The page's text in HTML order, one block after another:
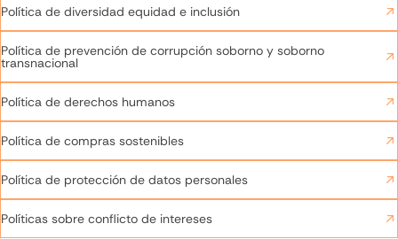
Política de diversidad equidad e inclusión
Política de prevención de corrupción soborno y soborno
transnacional
Política de derechos humanos
Política de compras sostenibles
Política de protección de datos personales
Políticas sobre conflicto de intereses